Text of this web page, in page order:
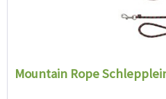
Mountain Rope